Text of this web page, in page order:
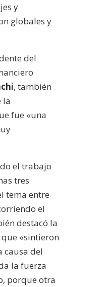
y
globales y
del
, también
la
fue «una
el trabajo
tres
tema entre
el
destacó la
«sintieron
causa del
la fuerza
porque otra